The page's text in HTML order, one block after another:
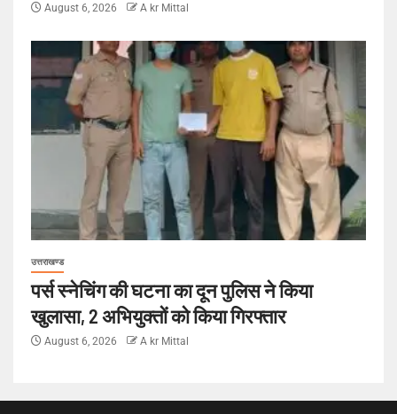
August 6, 2026 A kr Mittal
उत्तराखण्ड
पर्स स्नेचिंग की घटना का दून पुलिस ने किया
खुलासा, 2 अभियुक्तों को किया गिरफ्तार
August 6, 2026 A kr Mittal